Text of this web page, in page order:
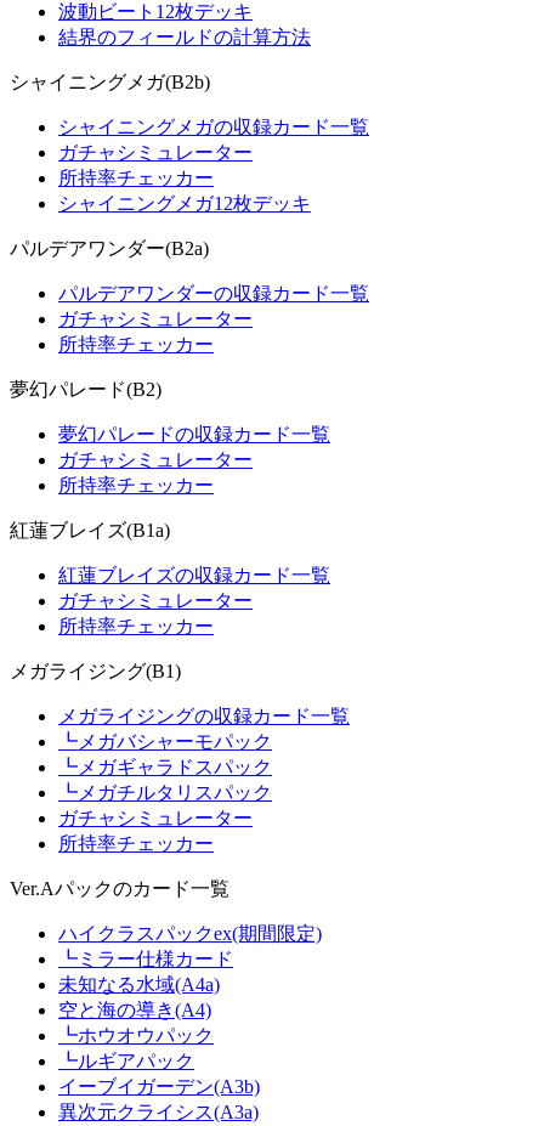
波動ビート12枚デッキ
結界のフィールドの計算方法
シャイニングメガ(B2b)
シャイニングメガの収録カード一覧
ガチャシミュレーター
所持率チェッカー
シャイニングメガ12枚デッキ
パルデアワンダー(B2a)
パルデアワンダーの収録カード一覧
ガチャシミュレーター
所持率チェッカー
夢幻パレード(B2)
夢幻パレードの収録カード一覧
ガチャシミュレーター
所持率チェッカー
紅蓮ブレイズ(B1a)
紅蓮ブレイズの収録カード一覧
ガチャシミュレーター
所持率チェッカー
メガライジング(B1)
メガライジングの収録カード一覧
┗メガバシャーモパック
┗メガギャラドスパック
┗メガチルタリスパック
ガチャシミュレーター
所持率チェッカー
Ver.Aパックのカード一覧
ハイクラスパックex(期間限定)
┗ミラー仕様カード
未知なる水域(A4a)
空と海の導き(A4)
┗ホウオウパック
┗ルギアパック
イーブイガーデン(A3b)
異次元クライシス(A3a)